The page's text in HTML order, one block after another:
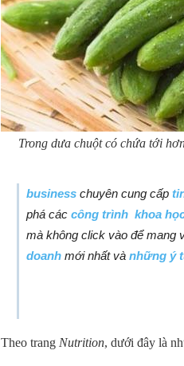
Trong dưa chuột có chứa tới
business chuyên cung cấp
phá các công trình khoa
mà không click vào để mang
doanh mới nhất và những ý
Theo trang Nutrition, dưới đây là